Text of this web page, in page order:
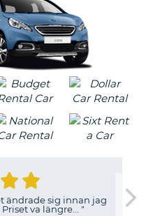
ändrade sig innan jag
va längre... "